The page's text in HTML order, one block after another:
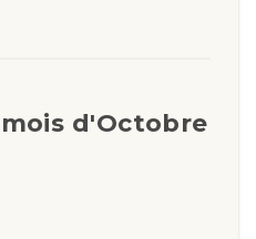
d'Octobre